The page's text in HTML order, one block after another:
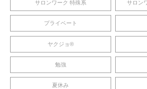
サロンワーク 特殊系 サロン
プライベート
ヤクジョ®︎
勉強
夏休み